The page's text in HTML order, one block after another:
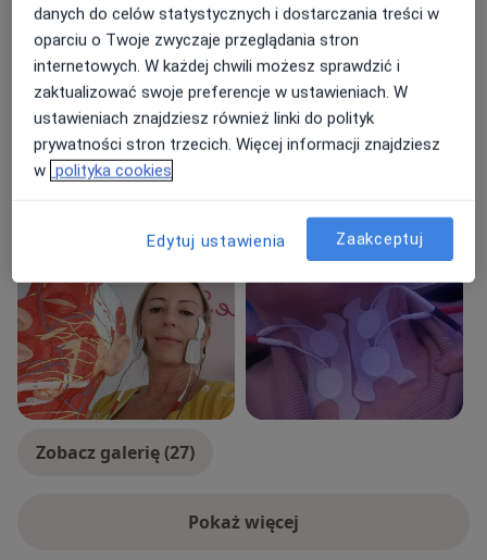
Zespół Aspergera
+30a11y_sr_more_diseases
Pacjenci których przyjmuję
Dorośli
Dzieci
Rodzaje konsultacji
Zobacz galerię (27)
Pokaż więcejo doświadczeniu
danych do celów statystycznych i dostarczania treści w
oparciu o Twoje zwyczaje przeglądania stron
internetowych. W każdej chwili możesz sprawdzić i
zaktualizować swoje preferencje w ustawieniach. W
ustawieniach znajdziesz również linki do polityk
prywatności stron trzecich. Więcej informacji znajdziesz
w polityka cookies
Edytuj ustawienia Zaakceptuj